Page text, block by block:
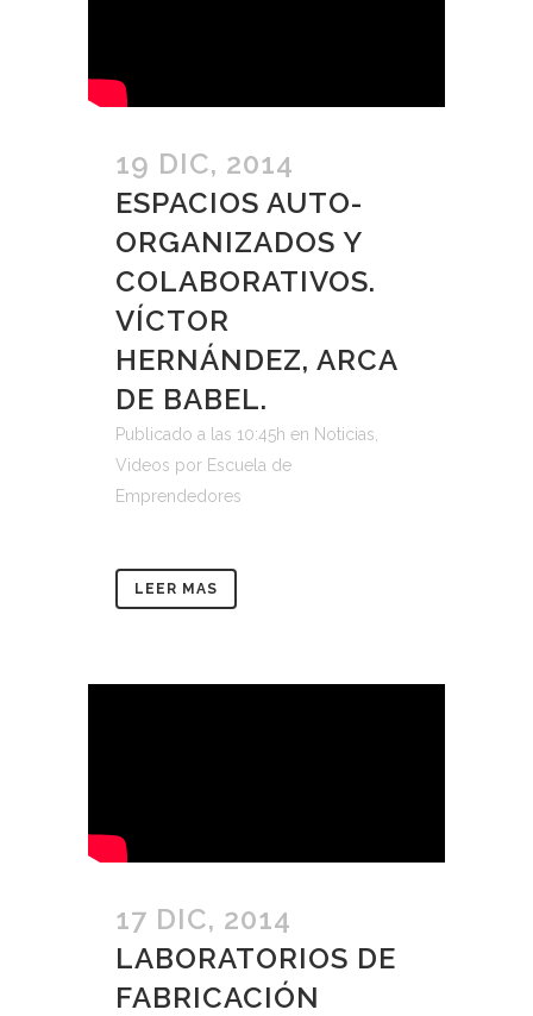
19 DIC, 2014
ESPACIOS AUTO-
ORGANIZADOS Y
COLABORATIVOS.
VÍCTOR
HERNÁNDEZ, ARCA
DE BABEL.
Publicado a las 10:45h en Noticias
Videos por Escuela de
Emprendedores
LEER MAS
17 DIC, 2014
LABORATORIOS DE
FABRICACIÓN